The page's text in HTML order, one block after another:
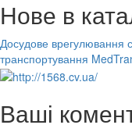
Нове в
Досудове врегулювання
транспортування
Ваші